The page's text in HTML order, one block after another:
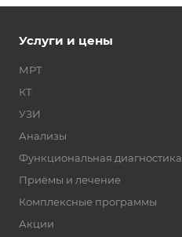
Услуги и цены
МРТ
КТ
УЗИ
Анализы
Функциональная диагностика
Приёмы и лечение
Комплексные программы
Акции